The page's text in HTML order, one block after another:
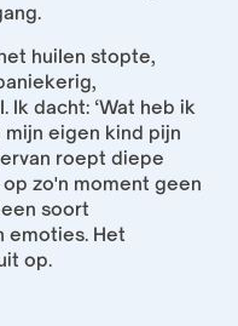
huilen stopte,
Ik dacht: ‘Wat heb ik
mijn eigen kind pijn
roept diepe
zo'n moment geen
soort
emoties. Het
op.